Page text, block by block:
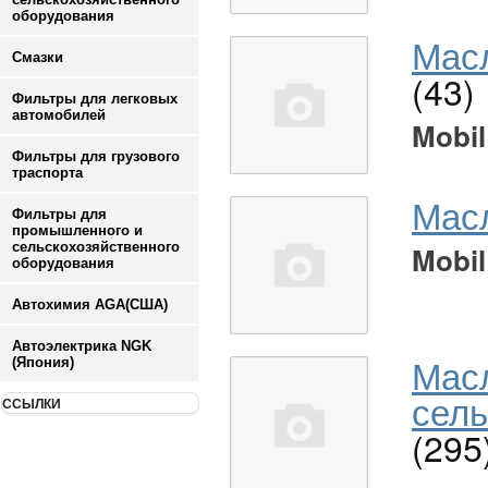
оборудования
Смазки
Фильтры для легковых
автомобилей
Фильтры для грузового
траспорта
Фильтры для
промышленного и
сельскохозяйственного
оборудования
Автохимия AGA(США)
Автоэлектрика NGK
(Япония)
ССЫЛКИ
(43)
Mobil
Mobil